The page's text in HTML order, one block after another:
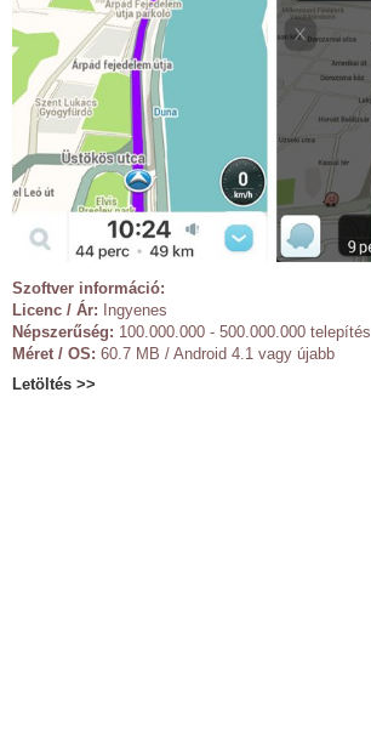
Szoftver információ:
Licenc / Ár: Ingyenes
Népszerűség: 100.000.000 - 500.000.000 telepítés
Méret / OS: 60.7 MB / Android 4.1 vagy újabb
Letöltés >>